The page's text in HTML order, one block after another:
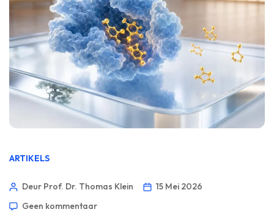
ARTIKELS
Deur Prof. Dr. Thomas Klein
15 Mei 2026
Geen kommentaar